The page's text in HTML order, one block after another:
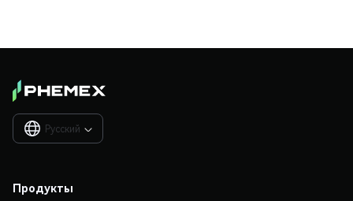
Русский 
Продукты